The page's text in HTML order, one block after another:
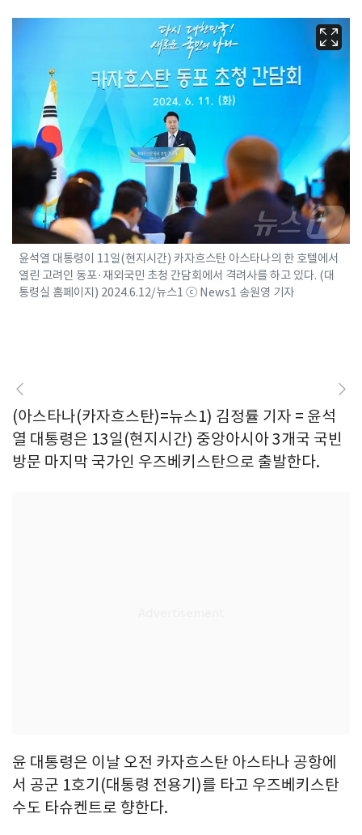
윤석열 대통령이 11일(현지시간) 카자흐스탄 아스타나의 한 호텔에서
열린 고려인 동포·재외국민 초청 간담회에서 격려사를 하고 있다. (대
통령실 홈페이지) 2024.6.12/뉴스1 ⓒ News1 송원영 기자
(아스타나(카자흐스탄)=뉴스1) 김정률 기자 = 윤석
열 대통령은 13일(현지시간) 중앙아시아 3개국 국빈
방문 마지막 국가인 우즈베키스탄으로 출발한다.
윤 대통령은 이날 오전 카자흐스탄 아스타나 공항에
서 공군 1호기(대통령 전용기)를 타고 우즈베키스탄
수도 타슈켄트로 향한다.